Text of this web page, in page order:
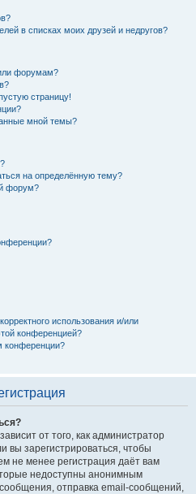
в списках моих друзей и недругов?
форумам?
страницу!
мной темы?
на определённую тему?
форум?
использования и/или
конференцией?
конференции?
от того, как администратор
зарегистрироваться, чтобы
не менее регистрация даёт вам
недоступны анонимным
отправка email-сообщений,